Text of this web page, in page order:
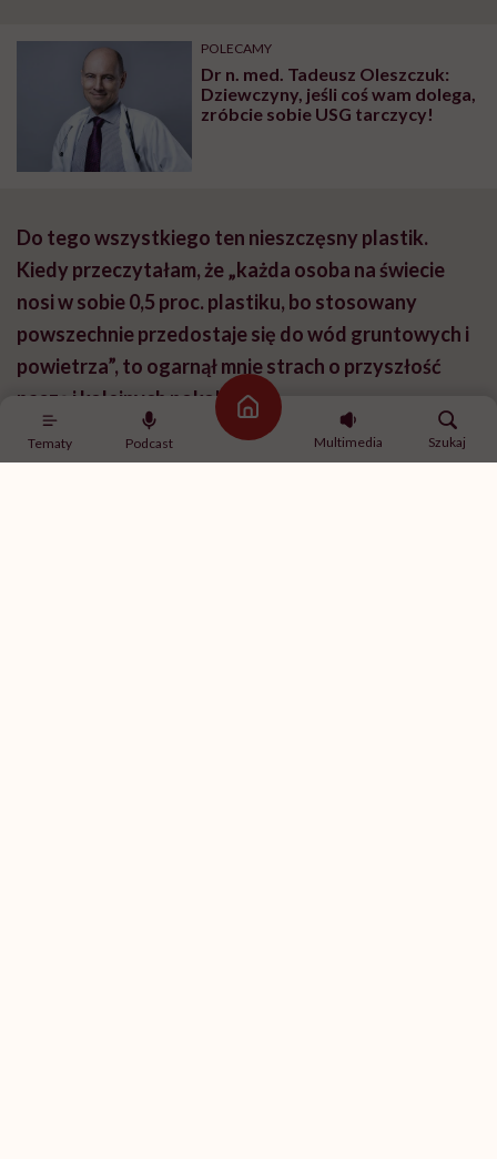
Tematy Podcast
Strona główna
Multimedia
Szukaj
POLECAMY
Dr n. med. Tadeusz Oleszczuk:
Dziewczyny, jeśli coś wam dolega,
zróbcie sobie USG tarczycy!
Do tego wszystkiego ten nieszczęsny plastik.
Kiedy przeczytałam, że „każda osoba na świecie
nosi w sobie 0,5 proc. plastiku, bo stosowany
powszechnie przedostaje się do wód gruntowych i
powietrza”, to ogarnął mnie strach o przyszłość
naszą i kolejnych pokoleń.
Brzmi alarmująco, to prawda, ale w książce podaję te